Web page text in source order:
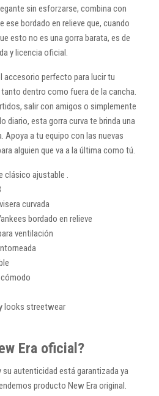
sin esforzarse, combina con
bordado en relieve que, cuando
esto no es una gorra barata, es de
y licencia oficial.
accesorio perfecto para lucir tu
dentro como fuera de la cancha.
salir con amigos o simplemente
diario, esta gorra curva te brinda una
Apoya a tu equipo con las nuevas
alguien que va a la última como tú.
clásico ajustable .
curvada
bordado en relieve
ventilación
looks streetwear
Era oficial?
autenticidad está garantizada ya
producto New Era original.